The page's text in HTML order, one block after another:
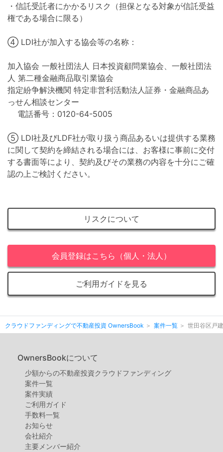
・信託受託者にかかるリスク（担保となる対象が信託受益
権である場合に限る）
④ LDI社が加入する協会等の名称：
加入協会 一般社団法人 日本投資顧問業協会、一般社団法
人 第二種金融商品取引業協会
指定紛争解決機関 特定非営利活動法人証券・金融商品あ
っせん相談センター
電話番号：0120-64-5005
⑤ LDI社及びLDF社が取り扱う商品あるいは提供する業務
に関して契約を締結される場合には、お客様に事前に交付
する書面等により、契約及びその業務の内容を十分にご確
認の上ご検討ください。
リスクについて
会員登録はこちら（個人・法人）
ご利用ガイドを見る
クラウドファンディングで不動産投資 OwnersBook 案件一覧 世田谷区戸
OwnersBookについて
少額からの不動産投資クラウドファンディング
案件⼀覧
案件実績
ご利用ガイド
手数料一覧
お知らせ
会社紹介
主要メンバー紹介